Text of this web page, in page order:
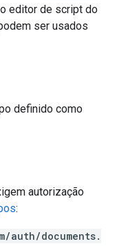
editor de script do
ser usados
definido como
autorização
:
auth/documents.